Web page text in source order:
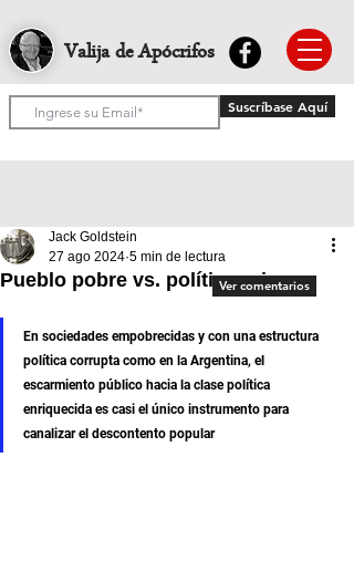
Valija de Apócrifos
Suscríbase Aquí
Pueblo pobre vs. políticos ricos
Jack Goldstein
27 ago 2024 5 min de lectura
En sociedades empobrecidas y con una estructura
política corrupta como en la Argentina, el
escarmiento público hacia la clase política
enriquecida es casi el único instrumento para
canalizar el descontento popular
Ver comentarios